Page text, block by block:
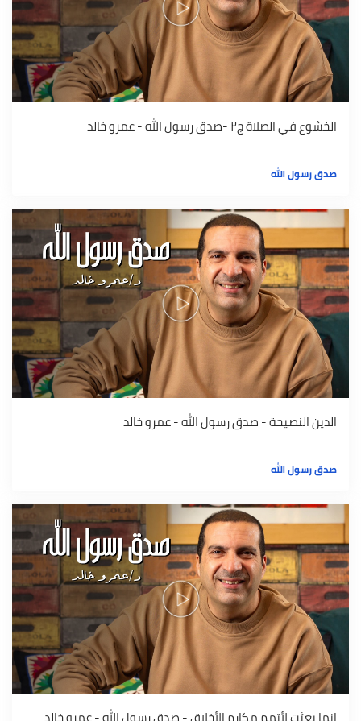
الخشوع في الصلاة ج٢ -صدق رسول الله - عمرو خالد
صدق رسول الله
الدين النصيحة - صدق رسول الله - عمرو خالد
صدق رسول الله